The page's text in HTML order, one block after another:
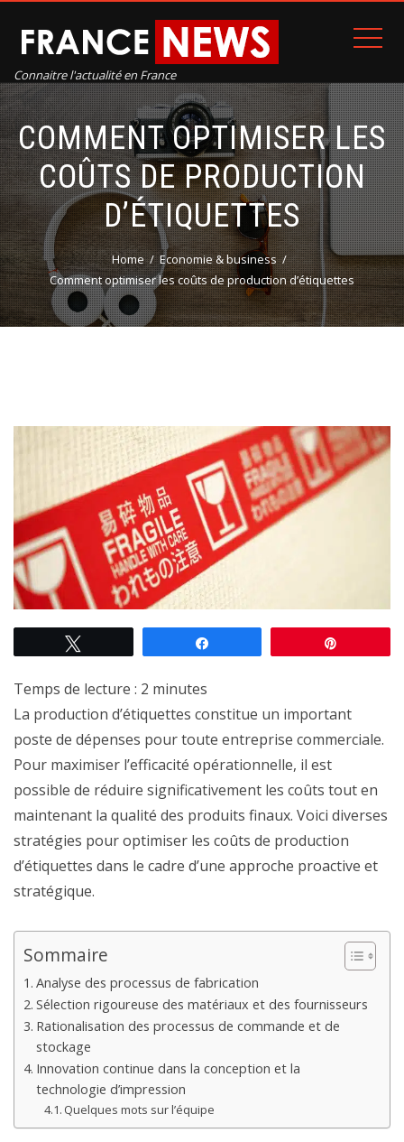
Connaitre l'actualité en France
COMMENT OPTIMISER LES
COÛTS DE PRODUCTION
D’ÉTIQUETTES
Home
Economie & business
Comment optimiser les coûts de production d’étiquettes
Temps de lecture : 2 minutes
La production d’étiquettes constitue un important
poste de dépenses pour toute entreprise commerciale.
Pour maximiser l’efficacité opérationnelle, il est
possible de réduire significativement les coûts tout en
maintenant la qualité des produits finaux. Voici diverses
stratégies pour optimiser les coûts de production
d’étiquettes dans le cadre d’une approche proactive et
stratégique.
Sommaire
Analyse des processus de fabrication
Sélection rigoureuse des matériaux et des fournisseurs
Rationalisation des processus de commande et de
stockage
Innovation continue dans la conception et la
technologie d’impression
Quelques mots sur l’équipe